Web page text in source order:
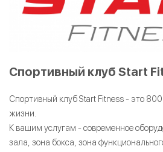
Спортивный клуб Start
Спортивный клуб Start Fitness - это
жизни.
К вашим услугам - современное
зала, зона бокса, зона